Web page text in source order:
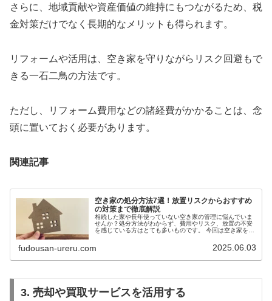
さらに、地域貢献や資産価値の維持にもつながるため、税
金対策だけでなく長期的なメリットも得られます。
リフォームや活用は、空き家を守りながらリスク回避もで
きる一石二鳥の方法です。
ただし、リフォーム費用などの諸経費がかかることは、念
頭に置いておく必要があります。
関連記事
空き家の処分方法7選！放置リスクからおすすめ
の対策まで徹底解説
相続した家や長年使っていない空き家の管理に悩んでいま
せんか？処分方法がわからず、費用やリスク、放置の不安
を感じている方はとても多いものです。 今回は空き家を放
fudousan-ureru.com 2025.06.03
3. 売却や買取サービスを活用する